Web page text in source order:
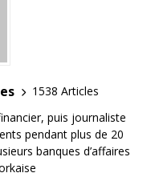
1538 Articles
puis journaliste
pendant plus de 20
banques d’affaires